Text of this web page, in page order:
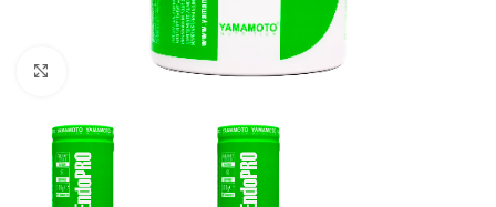
Click to enlarge